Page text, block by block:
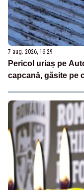
7 aug. 2026, 16:29
Pericol uriaș pe
capcană, găsite pe